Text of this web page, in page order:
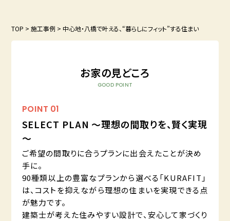
TOP >施工事例 >中心地・八橋で叶える、“暮らしにフィット”する住まい
お家の見どころ
GOOD POINT
POINT 01
SELECT PLAN ～理想の間取りを、賢く実現
～
ご希望の間取りに合うプランに出会えたことが決め
手に。
90種類以上の豊富なプランから選べる「KURAFIT」
は、コストを抑えながら理想の住まいを実現できる点
が魅力です。
建築士が考えた住みやすい設計で、安心して家づくり